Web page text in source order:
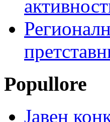
Popullore
Јавен